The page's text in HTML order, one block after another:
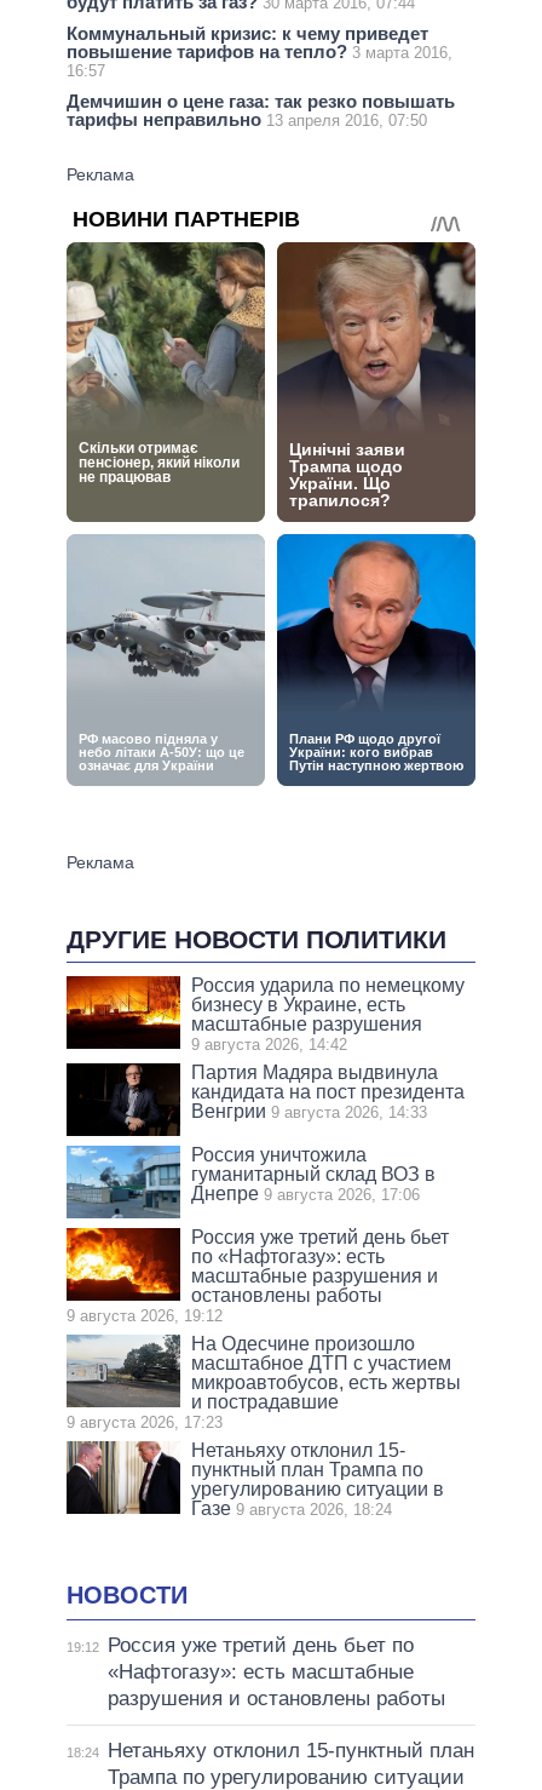
Коммунальный кризис: к чему приведет
повышение тарифов на тепло? 3 марта 2016,
16:57
Демчишин о цене газа: так резко повышать
тарифы неправильно 13 апреля 2016, 07:50
ДРУГИЕ НОВОСТИ ПОЛИТИКИ
Россия ударила по немецкому
бизнесу в Украине, есть
масштабные разрушения
9 августа 2026, 14:42
Партия Мадяра выдвинула
кандидата на пост президента
Венгрии 9 августа 2026, 14:33
Россия уничтожила
гуманитарный склад ВОЗ в
Днепре 9 августа 2026, 17:06
Россия уже третий день бьет
по «Нафтогазу»: есть
масштабные разрушения и
остановлены работы
9 августа 2026, 19:12
На Одесчине произошло
масштабное ДТП с участием
микроавтобусов, есть жертвы
и пострадавшие
9 августа 2026, 17:23
Нетаньяху отклонил 15-
пунктный план Трампа по
урегулированию ситуации в
Газе 9 августа 2026, 18:24
НОВОСТИ
19:12
Россия уже третий день бьет по
«Нафтогазу»: есть масштабные
разрушения и остановлены работы
18:24
Нетаньяху отклонил 15-пунктный план
Трампа по урегулированию ситуации